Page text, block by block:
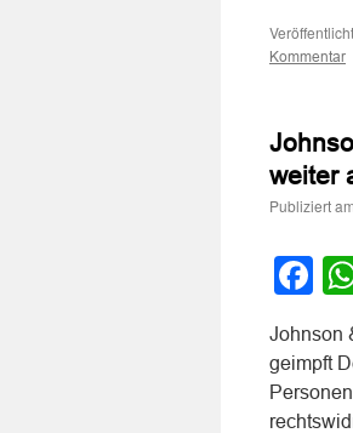
Kommentar
weiter
Publiziert am
Johnson
geimpft